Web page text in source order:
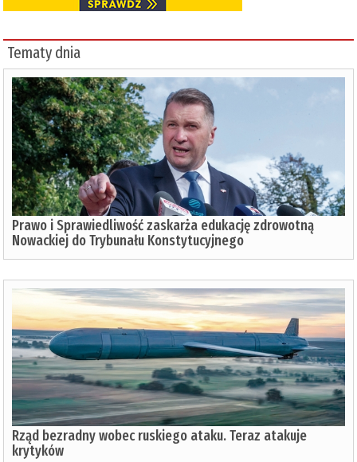
Tematy dnia
Prawo i Sprawiedliwość zaskarża edukację zdrowotną
Nowackiej do Trybunału Konstytucyjnego
Rząd bezradny wobec ruskiego ataku. Teraz atakuje
krytyków